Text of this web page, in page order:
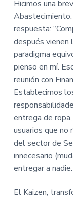
Hicimos una
respuesta:
después vienen
paradigma
pienso en mí.
reunión con
Establecimos
entrega de
usuarios que no
del sector de
innecesario
entregar a nadie.
El Kaizen,